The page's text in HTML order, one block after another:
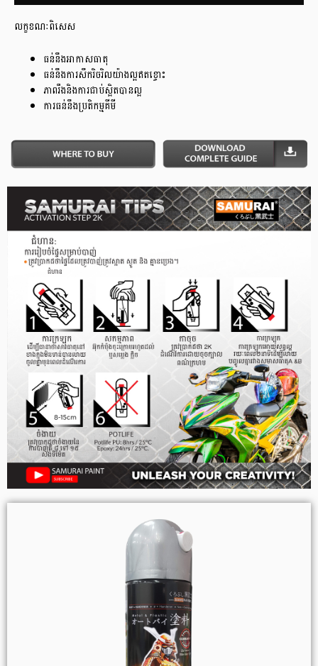
លក្ខខណៈពិសេស
ធន់នឹងអាកាសធាតុ
ធន់នឹងការសឹករិចរិលយ៉ាងល្អឥតខ្ចោះ
ភាពរឹងនិងការជាប់ស្អិតបានល្អ
ការធន់នឹងប្រតិកម្មគីមី